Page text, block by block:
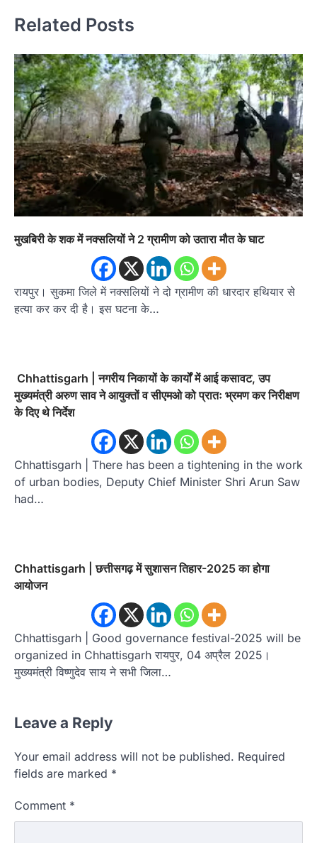
Related Posts
मुखबिरी के शक में नक्सलियों ने 2 ग्रामीण को उतारा मौत के घाट
रायपुर। सुकमा जिले में नक्सलियों ने दो ग्रामीण की धारदार हथियार से
हत्या कर कर दी है। इस घटना के…
Chhattisgarh | नगरीय निकायों के कार्यों में आई कसावट, उप
मुख्यमंत्री अरुण साव ने आयुक्तों व सीएमओ को प्रातः भ्रमण कर निरीक्षण
के दिए थे निर्देश
Chhattisgarh | There has been a tightening in the work
of urban bodies, Deputy Chief Minister Shri Arun Saw
had…
Chhattisgarh | छत्तीसगढ़ में सुशासन तिहार-2025 का होगा
आयोजन
Chhattisgarh | Good governance festival-2025 will be
organized in Chhattisgarh रायपुर, 04 अप्रैल 2025।
मुख्यमंत्री विष्णुदेव साय ने सभी जिला…
Leave a Reply
Your email address will not be published. Required
fields are marked *
Comment *